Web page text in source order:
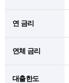
연 금리
연체 금리
대출한도